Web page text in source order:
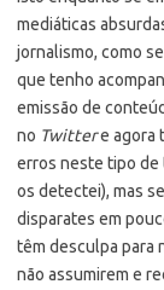
mediáticas
jornalismo, como
que tenho
emissão de
no Twittere agora
erros neste tipo de
os detectei), mas
disparates em
têm desculpa para
não assumirem e